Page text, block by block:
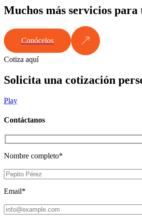
Muchos más servicios para
Conócelos
Cotiza aquí
Solicita una cotización
Play
Contáctanos
Nombre completo*
Email*